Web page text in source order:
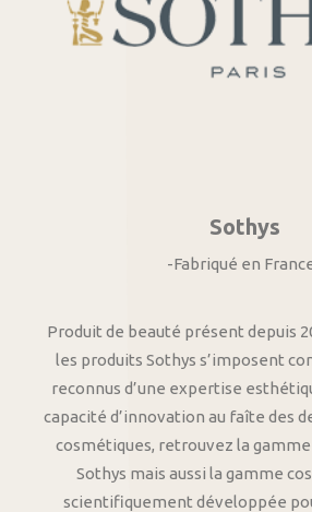
Sothys
-Fabriqué en
Produit de beauté présent depuis
les produits Sothys s’imposent
reconnus d’une expertise
capacité d’innovation au faîte des
cosmétiques, retrouvez la gamme
Sothys mais aussi la gamme
scientifiquement développée